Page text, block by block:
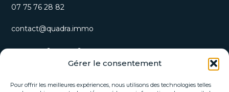
Gérer le consentement
Pour offrir les meilleures expériences, nous utilisons des technologies telles
07 75 76 28 82
contact@quadra.immo
S’inscrire à notre newsletter
Recevez nos opportunités immobilières et actualités
directement par email.